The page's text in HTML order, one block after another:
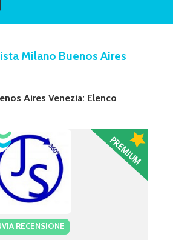
Milano Buenos Aires
Aires Venezia: Elenco
RECENSIONE